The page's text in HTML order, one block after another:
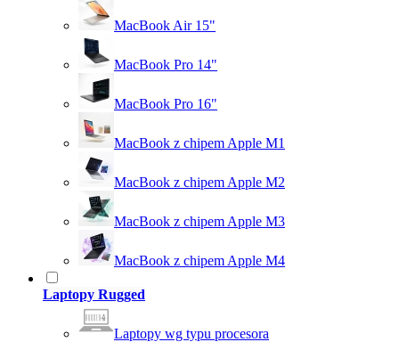
MacBook Air 15"
MacBook Pro 14"
MacBook Pro 16"
MacBook z chipem Apple M1
MacBook z chipem Apple M2
MacBook z chipem Apple M3
MacBook z chipem Apple M4
Laptopy Rugged
Laptopy wg typu procesora